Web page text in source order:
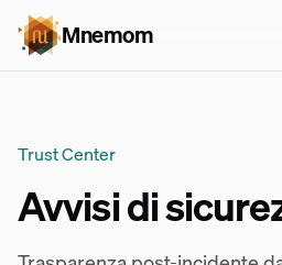
Mnemom
Trust Center
Avvisi di